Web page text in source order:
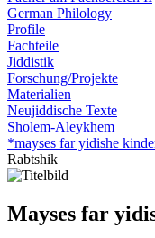
German Philology
Profile
Fachteile
Jiddistik
Forschung/Projekte
Materialien
Neujiddische Texte
Sholem-Aleykhem
*mayses far yidishe
Rabtshik
Mayses far